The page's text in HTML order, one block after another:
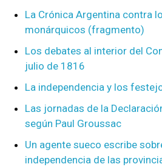
La Crónica Argentina contra
monárquicos (fragmento)
Los debates al interior del
julio de 1816
La independencia y los
Las jornadas de la
según Paul Groussac
Un agente sueco escribe
independencia de las